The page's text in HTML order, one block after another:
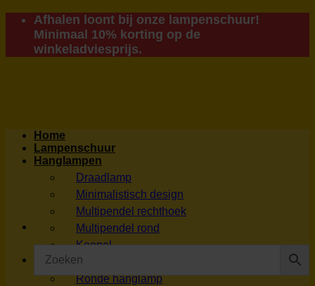
Afhalen loont bij onze lampenschuur!
Minimaal 10% korting op de
winkeladviesprijs.
Home
Lampenschuur
Hanglampen
Draadlamp
Minimalistisch design
Multipendel rechthoek
Multipendel rond
Koepel
Videlampen
Ronde hanglamp